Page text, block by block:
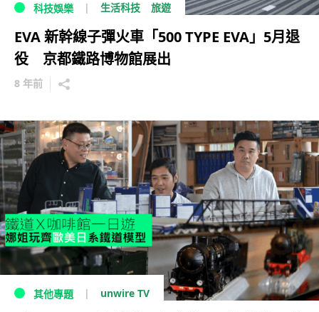
科技娛樂 生活科技 旅遊
EVA 新幹線子彈火車「500 TYPE EVA」5月退
役 京都鐵路博物館展出
8 年前
其他專題 unwire TV